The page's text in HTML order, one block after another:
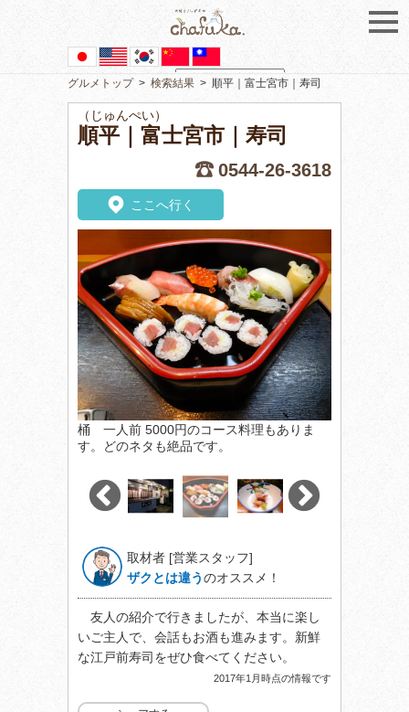
Powered by Translate
グルメトップ> 検索結果 > 順平｜富士宮市｜寿司
（じゅんぺい）
順平｜富士宮市｜寿司
0544-26-3618
ここへ行く
桶 一人前 5000円のコース料理もありま
す。どのネタも絶品です。
取材者 [営業スタッフ]
ザクとは違う のオススメ！
友人の紹介で行きましたが、本当に楽し
いご主人で、会話もお酒も進みます。新鮮
な江戸前寿司をぜひ食べてください。
2017年1月時点の情報です